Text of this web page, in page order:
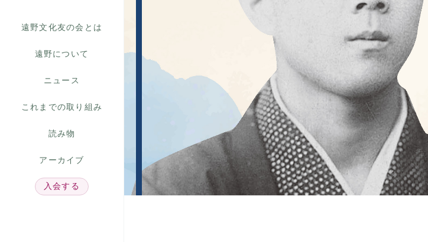
遠野文化友の会とは
遠野について
ニュース
これまでの取り組み
読み物
アーカイブ
入会する